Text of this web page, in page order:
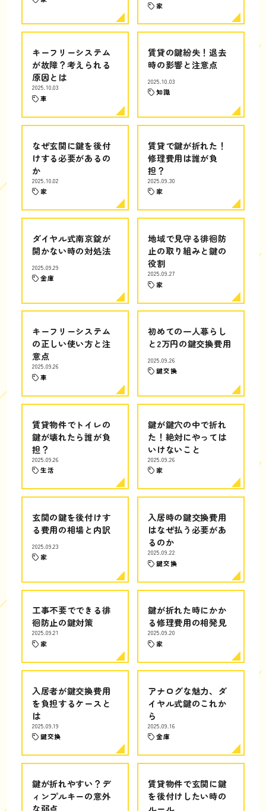
家
キーフリーシステム
が故障？考えられる
原因とは
2025.10.03
車
賃貸の鍵紛失！退去
時の影響と注意点
2025.10.03
知識
なぜ玄関に鍵を後付
けする必要があるの
か
2025.10.02
家
賃貸で鍵が折れた！
修理費用は誰が負
担？
2025.09.30
家
ダイヤル式南京錠が
開かない時の対処法
2025.09.29
金庫
地域で見守る徘徊防
止の取り組みと鍵の
役割
2025.09.27
家
キーフリーシステム
の正しい使い方と注
意点
2025.09.26
車
初めての一人暮らし
と2万円の鍵交換費用
2025.09.26
鍵交換
賃貸物件でトイレの
鍵が壊れたら誰が負
担？
2025.09.26
生活
鍵が鍵穴の中で折れ
た！絶対にやっては
いけないこと
2025.09.26
家
玄関の鍵を後付けす
る費用の相場と内訳
2025.09.23
家
入居時の鍵交換費用
はなぜ払う必要があ
るのか
2025.09.22
鍵交換
工事不要でできる徘
徊防止の鍵対策
2025.09.21
家
鍵が折れた時にかか
る修理費用の相発見
2025.09.20
家
入居者が鍵交換費用
を負担するケースと
は
2025.09.19
鍵交換
アナログな魅力、ダ
イヤル式鍵のこれか
ら
2025.09.16
金庫
鍵が折れやすい？デ
ィンプルキーの意外
な弱点
賃貸物件で玄関に鍵
を後付けしたい時の
ルール